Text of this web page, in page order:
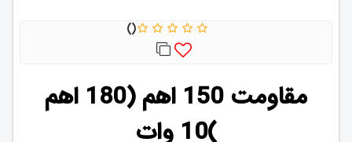
مقاومت 150 اهم (180 اهم
)10 وات